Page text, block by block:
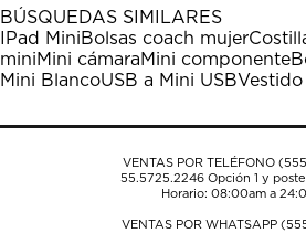
BÚSQUEDAS SIMILARES
IPad MiniBolsas coach mujer
miniMini cámaraMini componente
Mini BlancoUSB a Mini USB
VENTAS POR TELÉFONO
55.5725.2246Opción 1 y
Horario: 08:00am a
VENTAS POR WHATSAPP